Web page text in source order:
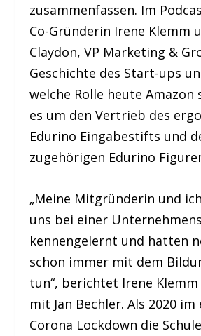
zusammenfassen. Im
Co-Gründerin Irene Klemm
Claydon, VP Marketing &
Geschichte des Start-ups
welche Rolle heute Amazon
es um den Vertrieb des
Edurino Eingabestifts und
zugehörigen Edurino
„Meine Mitgründerin und
uns bei einer
kennengelernt und hatten
schon immer mit dem
tun“, berichtet Irene
mit Jan Bechler. Als 2020 im
Corona Lockdown die